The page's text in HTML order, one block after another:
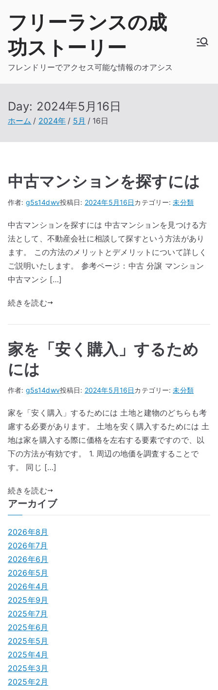
フリーランスの成
功ストーリー
フレンドリーでアクセス可能な情報のオアシス
Day: 2024年5月16日
ホーム 2024年 5月 16日
中古マンションを探すには
作者: g5s14dwv投稿日: 2024年5月16日カテゴリー:未分類
中古マンションを探すには 中古マンションを見つける方
法として、不動産会社に相談して探すという方法があり
ます。 この方法のメリットとデメリットについて詳しく
ご説明いたします。 参考ページ：中古 分譲 マンション
中古マンシ […]
続きを読む
家を「安く購入」するため
には
作者: g5s14dwv投稿日: 2024年5月16日カテゴリー:未分類
家を「安く購入」するためには 土地と建物のどちらも考
慮する必要があります。 土地を安く購入するためには 土
地は家を購入する際に価格を左右する要素ですので、以
下の方法が有効です。 1. 周辺の地価を調査することで
す。 同じ […]
続きを読む
アーカイブ
2026年8月
2026年7月
2026年6月
2026年5月
2026年4月
2025年9月
2025年7月
2025年6月
2025年5月
2025年4月
2025年3月
2025年2月